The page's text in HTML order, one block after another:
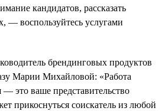
кандидатов, рассказать
— воспользуйтесь услугами
брендинговых продуктов
Марии Михайловой: «Работа
— это ваше представительство
прикоснуться соискатель из любой